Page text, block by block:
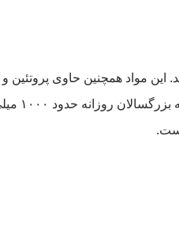
این مواد همچنین حاوی
تقویت و